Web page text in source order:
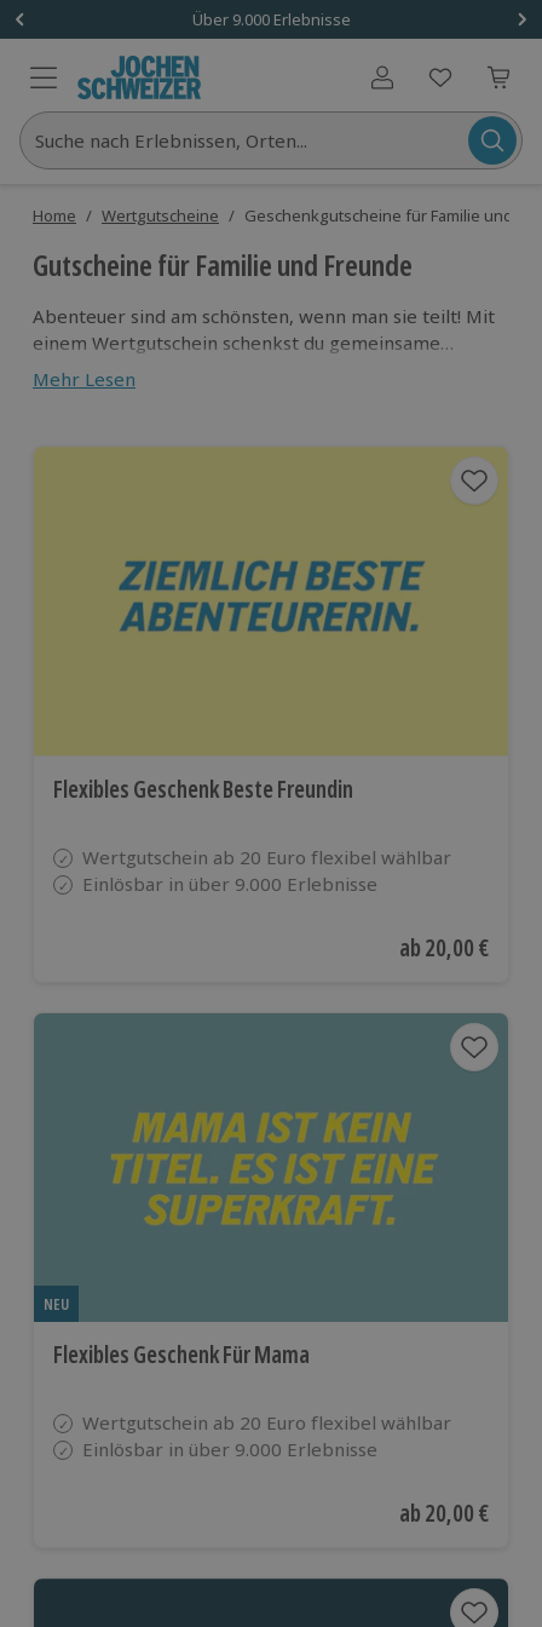
Über 9.000 Erlebnisse
Benutzerkonto
Suche nach Erlebnissen, Orten...
Home / Wertgutscheine / Geschenkgutscheine für Familie und
Gutscheine für Familie und Freunde
Abenteuer sind am schönsten, wenn man sie teilt! Mit
einem Wertgutschein schenkst du gemeinsame
Erlebnisse, die verbinden und für Gesprächsstoff
sorgen – weit über den Moment hinaus. Ob beim
entspannter Atmosphäre: Hier gibt’s echte
Highlights, die euch als Familie oder Freunde noch
Mehr Lesen
Flexibles Geschenk Beste Freundin
Wertgutschein ab 20 Euro flexibel wählbar
Einlösbar in über 9.000 Erlebnisse
Aktueller Preis
ab20,00 €
NEU
Flexibles Geschenk Für Mama
Wertgutschein ab 20 Euro flexibel wählbar
Einlösbar in über 9.000 Erlebnisse
Aktueller Preis
ab20,00 €